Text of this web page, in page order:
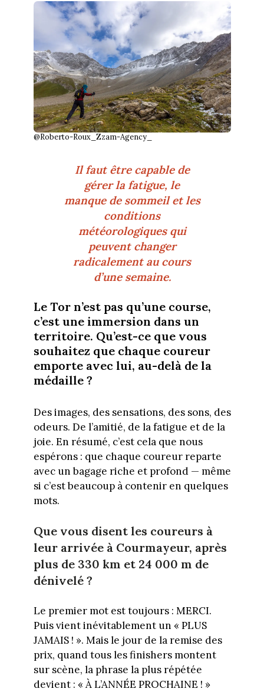
@Roberto-Roux_Zzam-Agency_
Il faut être capable de
gérer la fatigue, le
manque de sommeil et les
conditions
météorologiques qui
peuvent changer
radicalement au cours
d’une semaine.
Le Tor n’est pas qu’une course,
c’est une immersion dans un
territoire. Qu’est-ce que vous
souhaitez que chaque coureur
emporte avec lui, au-delà de la
médaille ?
Des images, des sensations, des sons, des
odeurs. De l’amitié, de la fatigue et de la
joie. En résumé, c’est cela que nous
espérons : que chaque coureur reparte
avec un bagage riche et profond — même
si c’est beaucoup à contenir en quelques
mots.
Que vous disent les coureurs à
leur arrivée à Courmayeur, après
plus de 330 km et 24 000 m de
dénivelé ?
Le premier mot est toujours : MERCI.
Puis vient inévitablement un « PLUS
JAMAIS ! ». Mais le jour de la remise des
prix, quand tous les finishers montent
sur scène, la phrase la plus répétée
devient : « À L’ANNÉE PROCHAINE ! »